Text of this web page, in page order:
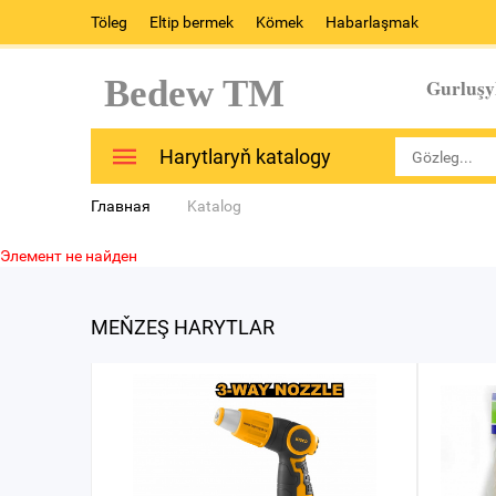
Töleg Eltip bermek Kömek Habarlaşmak
Bedew TM
Harytlaryň katalogy
Главная Katalog
Элемент не найден
MEŇZEŞ HARYTLAR